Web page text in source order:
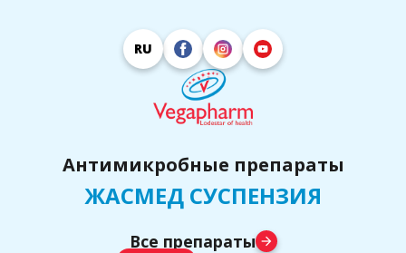
RU
Антимикробные препараты
ЖАСМЕД СУСПЕНЗИЯ
Все препараты arrow_forward